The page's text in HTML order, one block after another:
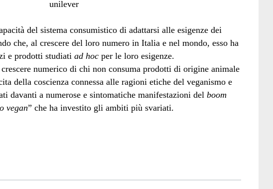
del sistema consumistico di adattarsi alle esigenze dei
che, al crescere del loro numero in Italia e nel mondo, esso ha
e prodotti studiati ad hocper le loro esigenze.
numerico di chi non consuma prodotti di origine animale
della coscienza connessa alle ragioni etiche del veganismo e
davanti a numerose e sintomatiche manifestazioni del boom
vegan” che ha investito gli ambiti più svariati.